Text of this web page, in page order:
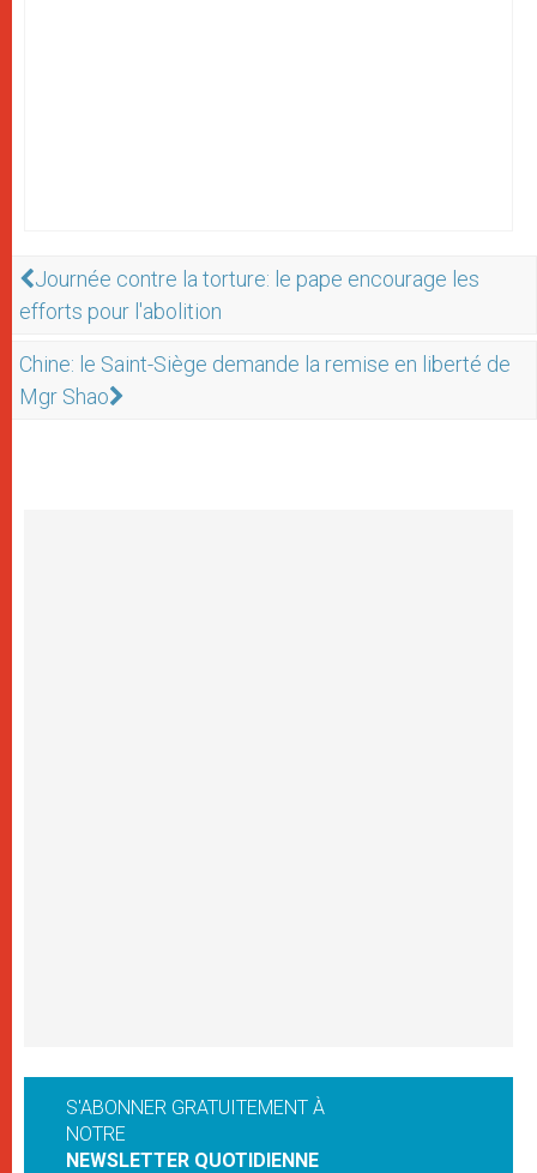
Journée contre la torture: le pape encourage les
efforts pour l'abolition
Chine: le Saint-Siège demande la remise en liberté de
Mgr Shao
S'ABONNER GRATUITEMENT À
NOTRE
NEWSLETTER QUOTIDIENNE